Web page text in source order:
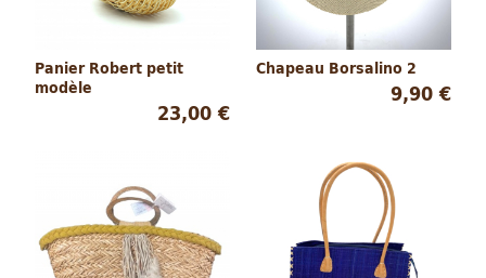
Panier Robert petit
modèle
23,00 €
Chapeau Borsalino 2
9,90 €